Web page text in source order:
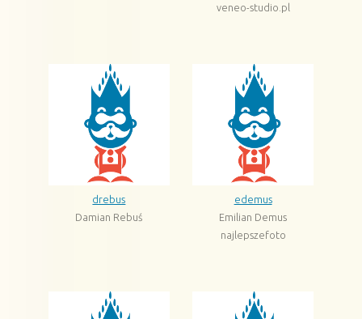
veneo-studio.pl
drebus
Damian Rebuś
edemus
Emilian Demus
najlepszefoto